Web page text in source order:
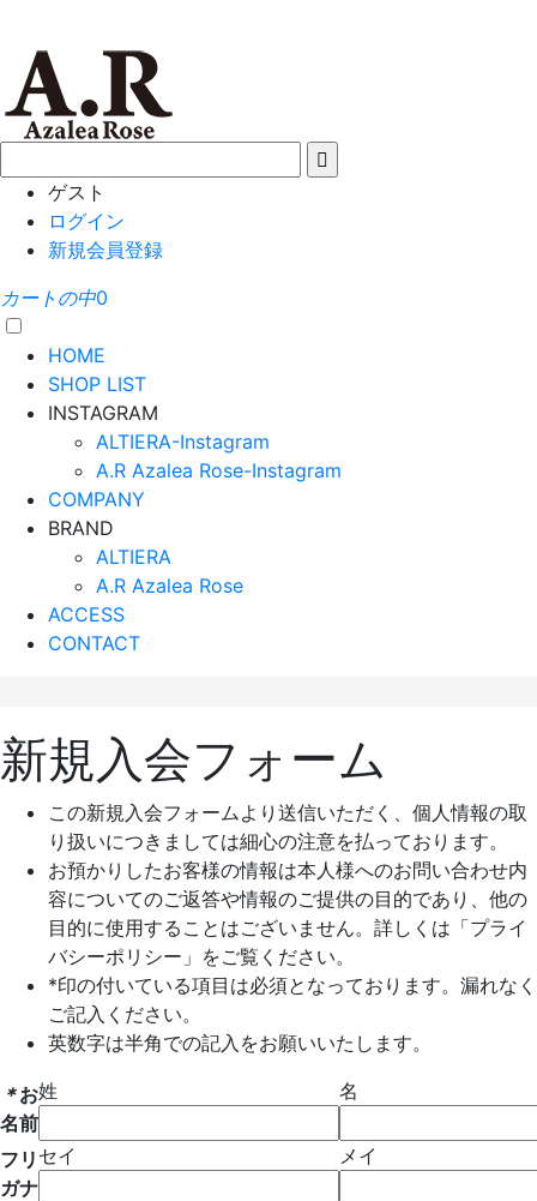
ゲスト
ログイン
新規会員登録
カートの中0
HOME
SHOP LIST
INSTAGRAM
ALTIERA-Instagram
A.R Azalea Rose-Instagram
COMPANY
BRAND
ALTIERA
A.R Azalea Rose
ACCESS
CONTACT
新規入会フォーム
この新規入会フォームより送信いただく、個人情報の取
り扱いにつきましては細心の注意を払っております。
お預かりしたお客様の情報は本人様へのお問い合わせ内
容についてのご返答や情報のご提供の目的であり、他の
目的に使用することはございません。詳しくは「プライ
バシーポリシー」をご覧ください。
*印の付いている項目は必須となっております。漏れなく
ご記入ください。
英数字は半角での記入をお願いいたします。
＊お
名前
姓 名
フリ
ガナ
セイ メイ